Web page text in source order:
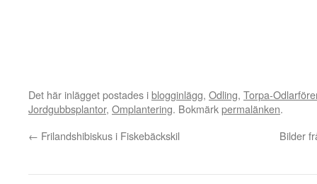
Det här inlägget postades iblogginlägg, Odling, Torpa-
Jordgubbsplantor, Omplantering. Bokmärkpermalänken.
← Frilandshibiskus i Fiskebäckskil Bilder